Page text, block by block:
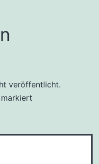
veröffentlicht.
markiert